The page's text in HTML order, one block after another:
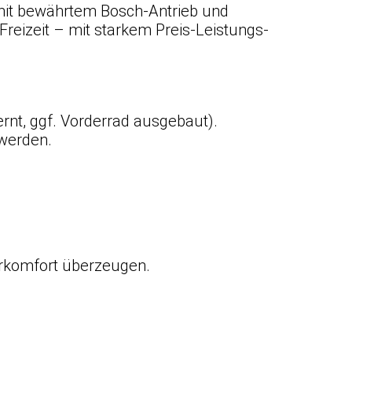
bewährtem Bosch-Antrieb und
– mit starkem Preis-Leistungs-
ggf. Vorderrad ausgebaut).
überzeugen.